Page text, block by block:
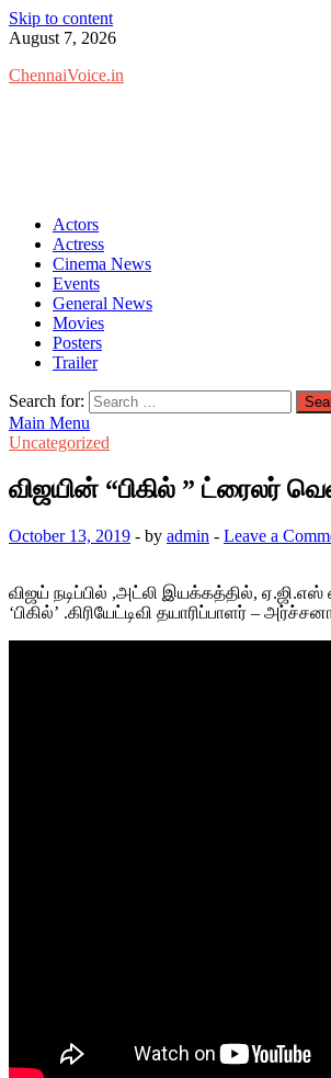
Skip to content
August 7, 2026
ChennaiVoice.in
Actors
Actress
Cinema News
Events
General News
Movies
Posters
Trailer
Search for:
Main Menu
Uncategorized
விஜயின் “பிகில் ” ட்ரைலர்
October 13, 2019 - by admin - Leave a
விஜய் நடிப்பில் ,அட்லி இயக்கத்தில்,
‘பிகில்’ .கிரியேட்டிவி தயாரிப்பாளர் –